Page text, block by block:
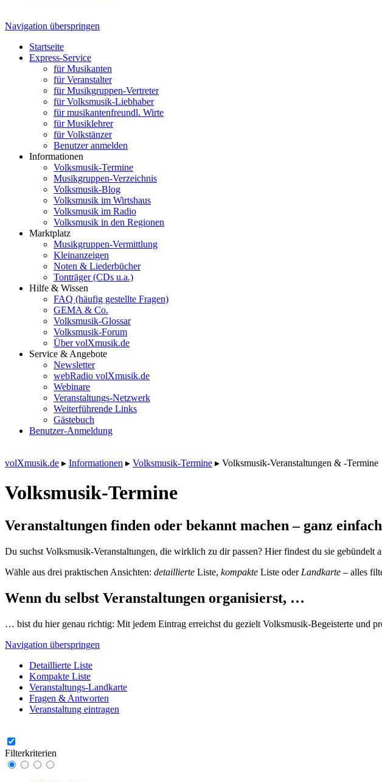
Navigation überspringen
Startseite
Express-Service
für Musikanten
für Veranstalter
für Musikgruppen-Vertreter
für Volksmusik-Liebhaber
für musikantenfreundl. Wirte
für Musiklehrer
für Volkstänzer
Benutzer anmelden
Informationen
Volksmusik-Termine
Musikgruppen-Verzeichnis
Volksmusik-Blog
Volksmusik im Wirtshaus
Volksmusik im Radio
Volksmusik in den Regionen
Marktplatz
Musikgruppen-Vermittlung
Kleinanzeigen
Noten & Liederbücher
Tonträger (CDs u.a.)
Hilfe & Wissen
FAQ (häufig gestellte Fragen)
GEMA & Co.
Volksmusik-Glossar
Volksmusik-Forum
Über volXmusik.de
Service & Angebote
Newsletter
webRadio volXmusik.de
Webinare
Veranstaltungs-Netzwerk
Weiterführende Links
Gästebuch
Benutzer-Anmeldung
volXmusik.de ▸ Informationen ▸ Volksmusik-Termine ▸ Volksmusik-Veranstaltungen & -Termine
Volksmusik-Termine
Veranstaltungen finden oder bekannt machen – ganz
Du suchst Volksmusik-Veranstaltungen, die wirklich zu dir passen? Hier findest du sie gebündelt
Wähle aus drei praktischen Ansichten: detaillierte Liste, kompakte Liste oder Landkarte – alles
Wenn du selbst Veranstaltungen organisierst, …
… bist du hier genau richtig: Mit jedem Eintrag erreichst du gezielt Volksmusik-Begeisterte und
Navigation überspringen
Detaillierte Liste
Kompakte Liste
Veranstaltungs-Landkarte
Fragen & Antworten
Veranstaltung eintragen
Filterkriterien